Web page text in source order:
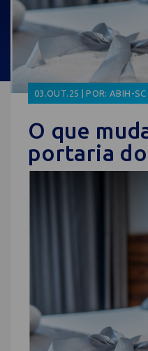
03.OUT.25 | POR: ABIH-SC
O que
portaria